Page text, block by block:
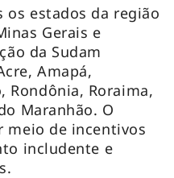
os estados da região
Gerais e
da Sudam
Amapá,
Rondônia, Roraima,
Maranhão. O
meio de incentivos
includente e